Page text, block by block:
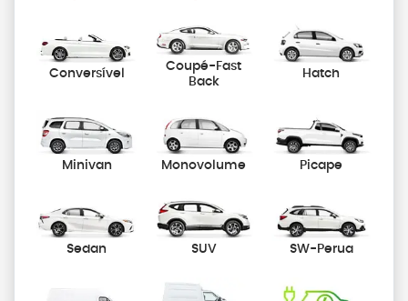
Conversível
Coupé-Fast
Back
Hatch
Minivan Monovolume Picape
Sedan SUV SW-Perua